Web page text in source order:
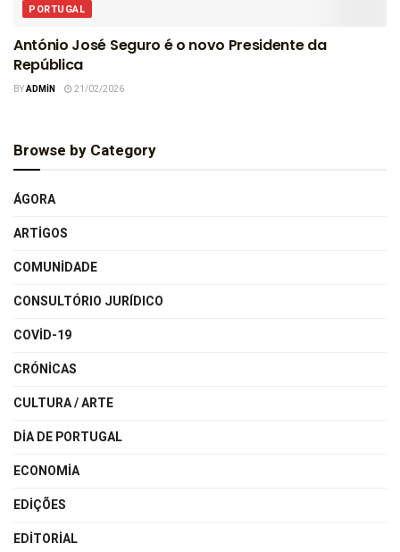
PORTUGAL
António José Seguro é o novo Presidente da
República
BYADMIN 21/02/2026
Browse by Category
ÁGORA
ARTIGOS
COMUNIDADE
CONSULTÓRIO JURÍDICO
COVID-19
CRÓNICAS
CULTURA / ARTE
DIA DE PORTUGAL
ECONOMIA
EDIÇÕES
EDITORIAL